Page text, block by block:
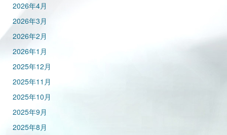
2026年4月
2026年3月
2026年2月
2026年1月
2025年12月
2025年11月
2025年10月
2025年9月
2025年8月